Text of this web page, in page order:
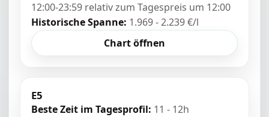
12:00-23:59 relativ zum Tagespreis um 12:00
Historische Spanne: 1.969 - 2.239 €/l
Chart öffnen
E5
Beste Zeit im Tagesprofil: 11 - 12h